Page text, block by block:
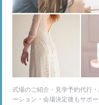
式場のご紹介・見学予約代行
ーション・会場決定後もサポー